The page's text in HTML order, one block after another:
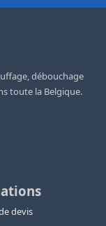
débouchage
toute la Belgique.
devis